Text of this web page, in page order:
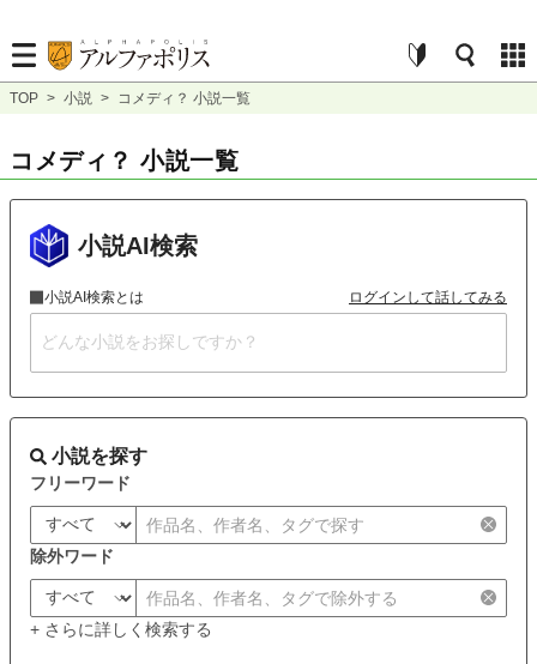
TOP > 小説 > コメディ？ 小説一覧
コメディ？ 小説一覧
小説AI検索
小説AI検索とは ログインして話してみる
小説を探す
フリーワード
除外ワード
+ さらに詳しく検索する